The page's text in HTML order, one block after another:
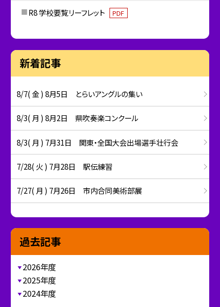
R8 学校要覧リーフレット PDF
新着記事
8/7( 金 ) 8月5日 とらいアングルの集い
8/3( 月 ) 8月2日 県吹奏楽コンクール
8/3( 月 ) 7月31日 関東・全国大会出場選手壮行会
7/28( 火 ) 7月28日 駅伝練習
7/27( 月 ) 7月26日 市内合同美術部展
過去記事
2026年度
2025年度
2024年度